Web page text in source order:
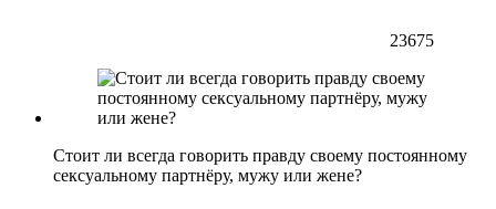
23675
Стоит ли всегда говорить правду своему постоянному
сексуальному партнёру, мужу или жене?